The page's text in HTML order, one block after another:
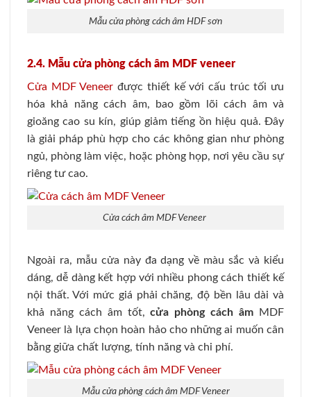
Mẫu cửa phòng cách âm HDF sơn
2.4. Mẫu cửa phòng cách âm MDF veneer
Cửa MDF Veneer được thiết kế với cấu trúc tối ưu
hóa khả năng cách âm, bao gồm lõi cách âm và
gioăng cao su kín, giúp giảm tiếng ồn hiệu quả. Đây
là giải pháp phù hợp cho các không gian như phòng
ngủ, phòng làm việc, hoặc phòng họp, nơi yêu cầu sự
riêng tư cao.
Cửa cách âm MDF Veneer
Ngoài ra, mẫu cửa này đa dạng về màu sắc và kiểu
dáng, dễ dàng kết hợp với nhiều phong cách thiết kế
nội thất. Với mức giá phải chăng, độ bền lâu dài và
khả năng cách âm tốt,cửa phòng cách âm MDF
Veneer là lựa chọn hoàn hảo cho những ai muốn cân
bằng giữa chất lượng, tính năng và chi phí.
Mẫu cửa phòng cách âm MDF Veneer